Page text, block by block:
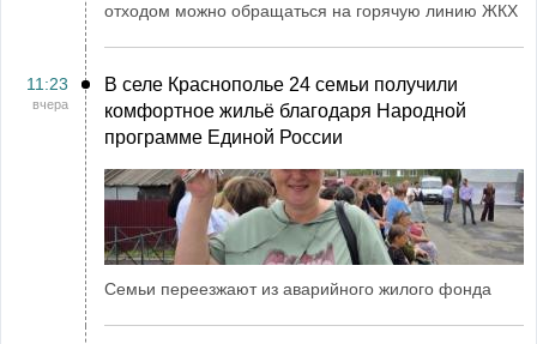
отходом можно обращаться на горячую линию ЖКХ
11:23
вчера
В селе Краснополье 24 семьи получили
комфортное жильё благодаря Народной
программе Единой России
Семьи переезжают из аварийного жилого фонда